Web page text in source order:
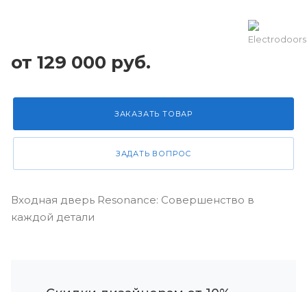
от 129 000 руб.
ЗАКАЗАТЬ ТОВАР
ЗАДАТЬ ВОПРОС
Входная дверь Resonance: Совершенство в
каждой детали